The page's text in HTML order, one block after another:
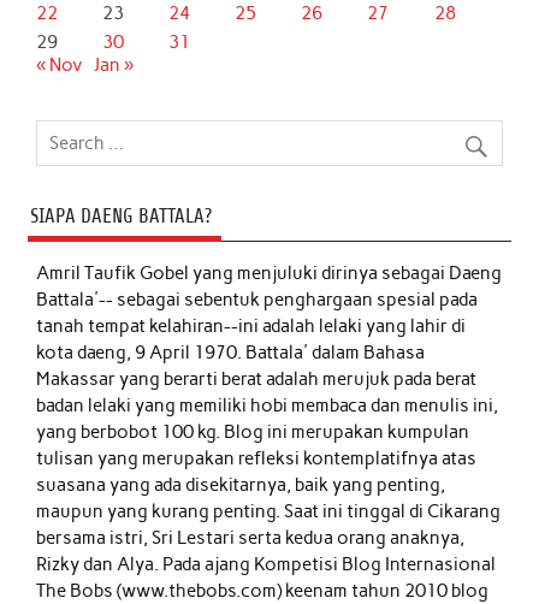
22
23 24 25 26 27
28
29
30
31
« Nov
Jan »
SIAPA DAENG BATTALA?
Amril Taufik Gobelyang menjuluki dirinya sebagai Daeng
Battala'-- sebagai sebentuk penghargaan spesial pada
tanah tempat kelahiran--ini adalah lelaki yang lahir di
kota daeng, 9 April 1970. Battala' dalam Bahasa
Makassar yang berarti berat adalah merujuk pada berat
badan lelaki yang memiliki hobi membaca dan menulis ini,
yang berbobot 100 kg. Blog ini merupakan kumpulan
tulisan yang merupakan refleksi kontemplatifnya atas
suasana yang ada disekitarnya, baik yang penting,
maupun yang kurang penting. Saat ini tinggal di Cikarang
bersama istri, Sri Lestari serta kedua orang anaknya,
Rizky dan Alya. Pada ajang Kompetisi Blog Internasional
The Bobs (www.thebobs.com) keenam tahun 2010 blog